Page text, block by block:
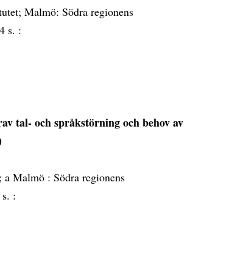
Malmö: Södra regionens
s. :
tal- och språkstörning och behov av
Malmö : Södra regionens
: